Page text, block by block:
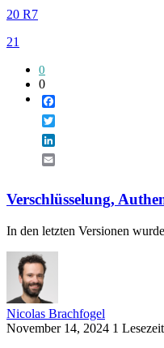
20 R7
21
0
0
Verschlüsselung,
In den letzten Versionen
Nicolas Brachfogel
November 14, 2024 1 Lesezeit